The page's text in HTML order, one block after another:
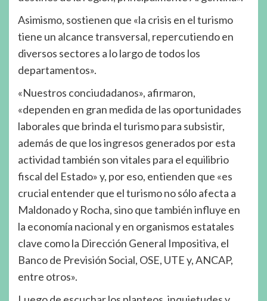
Asimismo, sostienen que «la crisis en el turismo
tiene un alcance transversal, repercutiendo en
diversos sectores a lo largo de todos los
departamentos».
«Nuestros conciudadanos», afirmaron,
«dependen en gran medida de las oportunidades
laborales que brinda el turismo para subsistir,
además de que los ingresos generados por esta
actividad también son vitales para el equilibrio
fiscal del Estado» y, por eso, entienden que «es
crucial entender que el turismo no sólo afecta a
Maldonado y Rocha, sino que también influye en
la economía nacional y en organismos estatales
clave como la Dirección General Impositiva, el
Banco de Previsión Social, OSE, UTE y, ANCAP,
entre otros».